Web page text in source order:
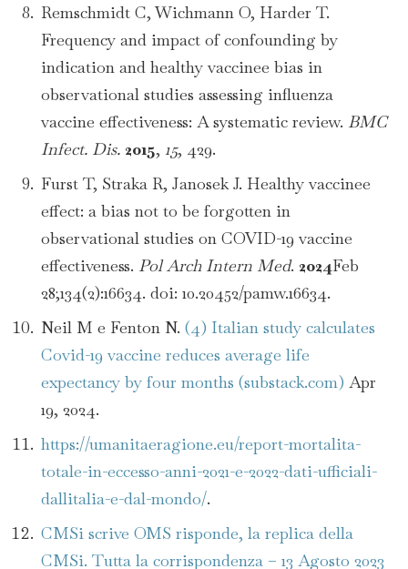
Remschmidt C, Wichmann O, Harder T.
Frequency and impact of confounding by
indication and healthy vaccinee bias in
observational studies assessing influenza
vaccine effectiveness: A systematic review. BMC
Infect. Dis. 2015, 15, 429.
Furst T, Straka R, Janosek J. Healthy vaccinee
effect: a bias not to be forgotten in
observational studies on COVID-19 vaccine
effectiveness. Pol Arch Intern Med. 2024Feb
28;134(2):16634. doi: 10.20452/pamw.16634.
Neil M e Fenton N. (4) Italian study calculates
Covid-19 vaccine reduces average life
expectancy by four months (substack.com) Apr
19, 2024.
https://umanitaeragione.eu/report-mortalita-
totale-in-eccesso-anni-2021-e-2022-dati-ufficiali-
dallitalia-e-dal-mondo/.
CMSi scrive OMS risponde, la replica della
CMSi. Tutta la corrispondenza – 13 Agosto 2023